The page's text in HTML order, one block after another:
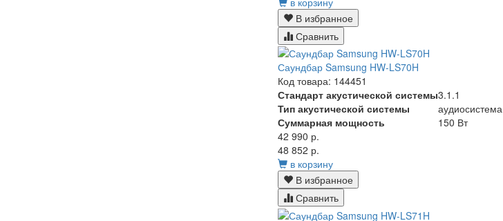
В избранное
Сравнить
Саундбар Samsung HW-LS70H
Код товара: 144451
Стандарт акустической системы3.1.1
Тип акустической системы
аудиосистема
Суммарная мощность
150 Вт
42 990 р.
48 852 р.
в корзину
В избранное
Сравнить